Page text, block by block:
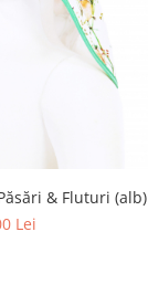
& Fluturi (alb)
Lei